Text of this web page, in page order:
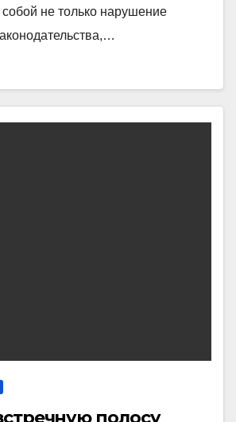
собой не только нарушение
полосу